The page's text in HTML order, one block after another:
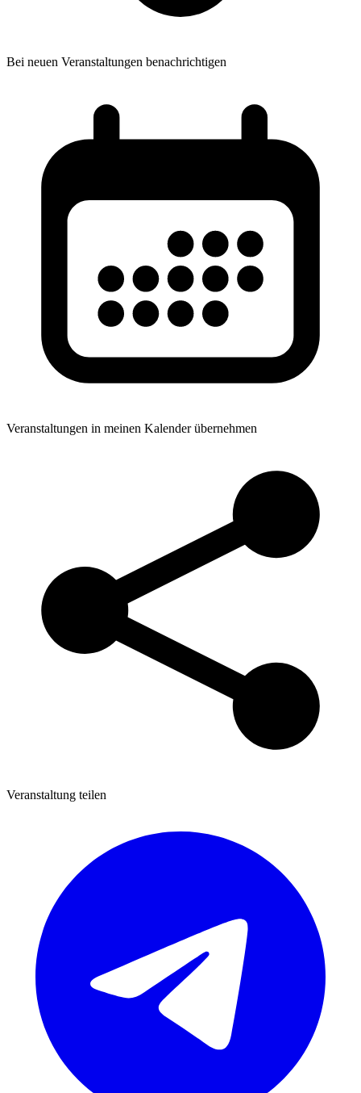
Bei neuen Veranstaltungen benachrichtigen
Veranstaltungen in meinen Kalender übernehmen
Veranstaltung teilen